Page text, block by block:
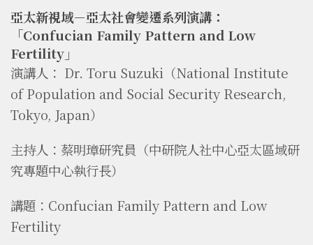
亞太新視域－亞太社會變遷系列演講：
「Confucian Family Pattern and Low
Fertility」
演講人： Dr. Toru Suzuki（National Institute
of Population and Social Security Research,
Tokyo, Japan）
主持人：蔡明璋研究員（中研院人社中心亞太區域研
究專題中心執行長）
講題：Confucian Family Pattern and Low
Fertility